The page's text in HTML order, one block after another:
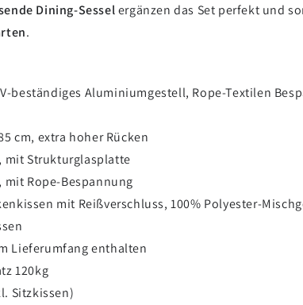
Dining-Sesselergänzen das Set perfekt und
.
beständiges Aluminiumgestell, Rope-Textilen
cm, extra hoher Rücken
mit Strukturglasplatte
mit Rope-Bespannung
mit Reißverschluss, 100% Polyester-
Lieferumfang enthalten
120kg
Sitzkissen)